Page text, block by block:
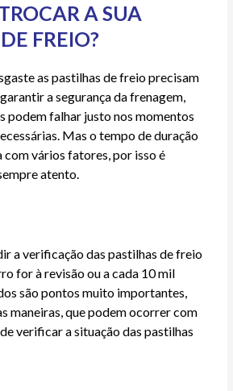
A SUA
FREIO?
as pastilhas de freio precisam
a segurança da frenagem,
podem falhar justo nos momentos
Mas o tempo de duração
com vários fatores, por isso é
atento.
a verificação das pastilhas de freio
for à revisão ou a cada 10 mil
são pontos muito importantes,
maneiras, que podem ocorrer com
verificar a situação das pastilhas